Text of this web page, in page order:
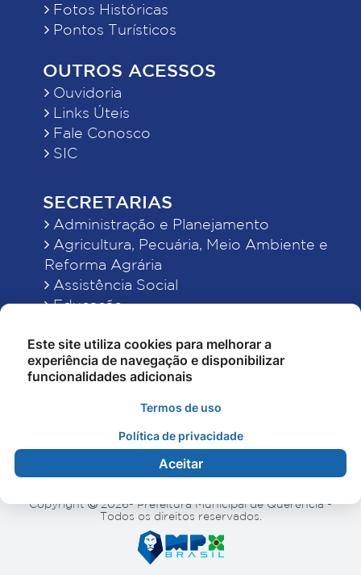
Fotos Históricas
Pontos Turísticos
OUTROS ACESSOS
Ouvidoria
Links Úteis
Fale Conosco
SIC
SECRETARIAS
Administração e Planejamento
Agricultura, Pecuária, Meio Ambiente e
Reforma Agrária
Assistência Social
Educação
Finanças
Indústria, Comércio, Turismo, Ciência e
Tecnologia
Obras Públicas, Estradas e Rodagens
Saúde
Copyright
2026- Prefeitura Municipal de Querência -
Todos os direitos reservados.
Este site utiliza cookies para melhorar a
experiência de navegação e disponibilizar
funcionalidades adicionais
Termos de uso
Política de privacidade
Aceitar